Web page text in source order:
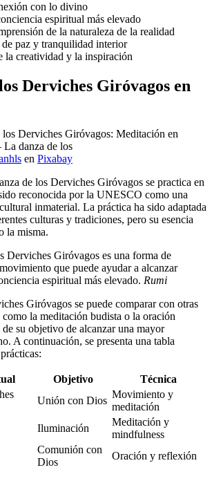
con lo divino
espiritual más elevado
de la naturaleza de la realidad
de paz y tranquilidad interior
la creatividad y la inspiración
Derviches Giróvagos en
en Pixabay
de los Derviches Giróvagos se practica en
reconocida por la UNESCO como una
inmaterial. La práctica ha sido adaptada
culturas y tradiciones, pero su esencia
la misma.
Derviches Giróvagos es una forma de
que puede ayudar a alcanzar
espiritual más elevado. Rumi
Giróvagos se puede comparar con otras
como la meditación budista o la oración
su objetivo de alcanzar una mayor
A continuación, se presenta una tabla
Objetivo
Técnica
Unión con Dios
Movimiento y
meditación
Iluminación
Meditación y
mindfulness
Comunión con
Dios
Oración y reflexión